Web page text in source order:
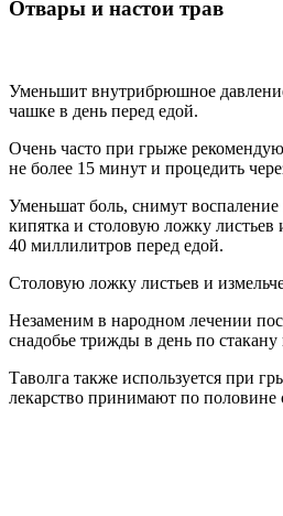
Отвары и настои трав
Уменьшит внутрибрюшное
чашке в день перед едой.
Очень часто при грыже
не более 15 минут и процедить
Уменьшат боль, снимут
кипятка и столовую ложку листьев
40 миллилитров перед едой.
Столовую ложку листьев и
Незаменим в народном лечении
снадобье трижды в день по
Таволга также используется при
лекарство принимают по половине